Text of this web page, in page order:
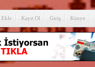
Ekle Kayıt Ol Giriş Künye